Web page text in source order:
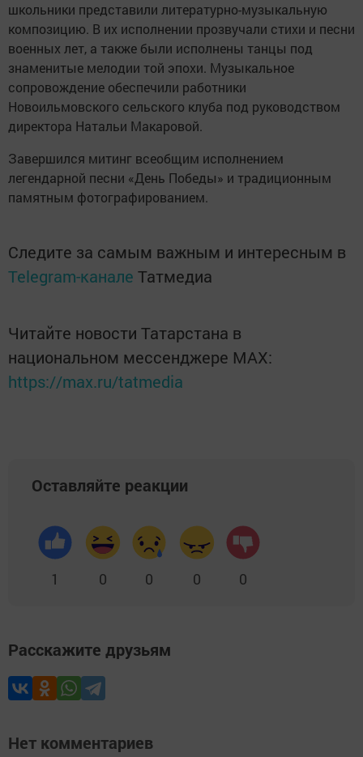
школьники представили литературно-музыкальную
композицию. В их исполнении прозвучали стихи и песни
военных лет, а также были исполнены танцы под
знаменитые мелодии той эпохи. Музыкальное
сопровождение обеспечили работники
Новоильмовского сельского клуба под руководством
директора Натальи Макаровой.
Завершился митинг всеобщим исполнением
легендарной песни «День Победы» и традиционным
памятным фотографированием.
Следите за самым важным и интересным в
Telegram-канале Татмедиа
Читайте новости Татарстана в
национальном мессенджере MАХ:
https://max.ru/tatmedia
Оставляйте реакции
1 0 0 0 0
Расскажите друзьям
Нет комментариев